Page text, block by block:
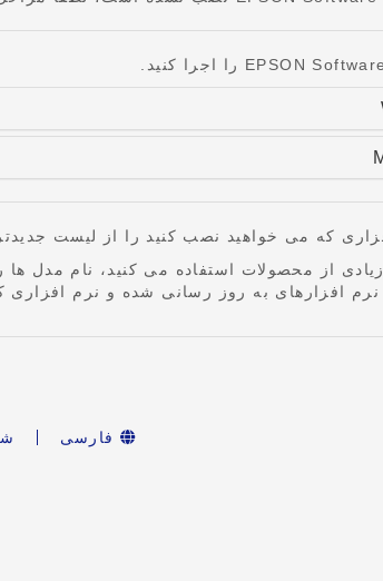
از محصولات استفاده می کنید، نام مدل ها
نرم افزارهای به روز رسانی شده و نرم
فارسی